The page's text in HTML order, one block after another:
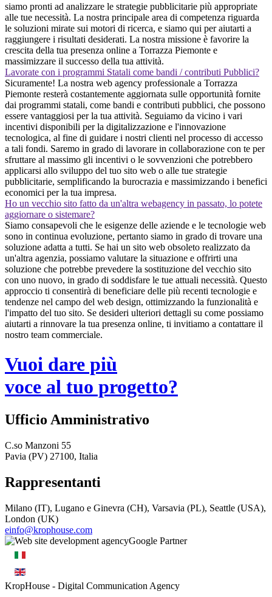
siamo pronti ad analizzare le strategie pubblicitarie più appropriate
alle tue necessità. La nostra principale area di competenza riguarda
le soluzioni mirate sui motori di ricerca, e siamo qui per aiutarti a
raggiungere i risultati desiderati. La nostra missione è favorire la
crescita della tua presenza online a Torrazza Piemonte e
massimizzare il successo della tua attività.
Lavorate con i programmi Statali come bandi / contributi Pubblici?
Sicuramente! La nostra web agency professionale a Torrazza
Piemonte resterà costantemente aggiornata sulle opportunità fornite
dai programmi statali, come bandi e contributi pubblici, che possono
essere vantaggiosi per la tua attività. Seguiamo da vicino i vari
incentivi disponibili per la digitalizzazione e l'innovazione
tecnologica, al fine di guidare i nostri clienti nel processo di accesso
a tali fondi. Saremo in grado di lavorare in collaborazione con te per
sfruttare al massimo gli incentivi o le sovvenzioni che potrebbero
applicarsi allo sviluppo del tuo sito web o alle tue strategie
pubblicitarie, semplificando la burocrazia e massimizzando i benefici
economici per la tua impresa.
Ho un vecchio sito fatto da un'altra webagency in passato, lo potete
aggiornare o sistemare?
Siamo consapevoli che le esigenze delle aziende e le tecnologie web
sono in continua evoluzione, pertanto siamo in grado di trovare una
soluzione adatta a tutti. Se hai un sito web obsoleto realizzato da
un'altra agenzia, possiamo valutare la situazione e offrirti una
soluzione che potrebbe prevedere la sostituzione del vecchio sito
con uno nuovo, in grado di soddisfare le tue attuali necessità. Questo
approccio ti consentirà di beneficiare delle più recenti tecnologie e
tendenze nel campo del web design, ottimizzando la funzionalità e
l'impatto del tuo sito. Se desideri ulteriori dettagli su come possiamo
aiutarti a rinnovare la tua presenza online, ti invitiamo a contattare il
nostro team commerciale.
Vuoi dare più
voce al tuo progetto?
Ufficio Amministrativo
C.so Manzoni 55
Pavia (PV) 27100, Italia
Rappresentanti
Milano (IT), Lugano e Ginevra (CH), Varsavia (PL), Seattle (USA),
London (UK)
einfo@krophouse.com
KropHouse - Digital Communication Agency